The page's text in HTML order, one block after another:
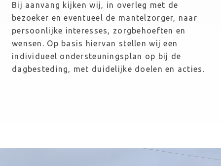
Bij aanvang kijken wij, in overleg met de
bezoeker en eventueel de mantelzorger, naar
persoonlijke interesses, zorgbehoeften en
wensen. Op basis hiervan stellen wij een
individueel ondersteuningsplan op bij de
dagbesteding, met duidelijke doelen en acties.